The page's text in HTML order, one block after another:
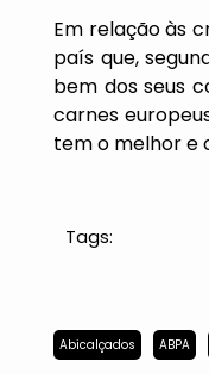
Em relação às
país que,
bem dos seus
carnes
tem o melhor e
Tags:
Abicalçados ABPA